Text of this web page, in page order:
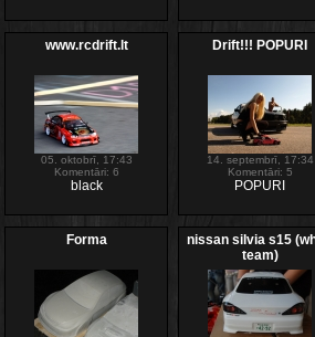
www.rcdrift.lt
05. oktobrī, 17:43
Komentāri: 6
black
Drift!!! POPURI
14. septembrī, 17:34
Komentāri: 5
POPURI
Forma
nissan silvia s15
team)